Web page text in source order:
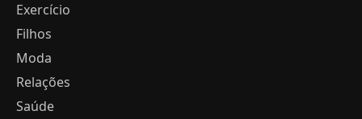
Exercício
Filhos
Moda
Relações
Saúde